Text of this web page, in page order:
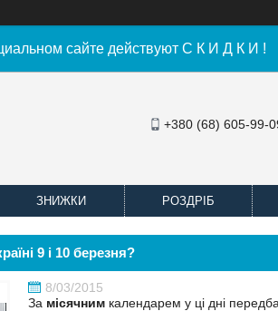
сайте действуют С К И Д К И !
+380 (68) 605-99-
ЗНИЖКИ РОЗДРІБ
9 і 10 березня?
8/03/2015
За місячним календарем у ці дні